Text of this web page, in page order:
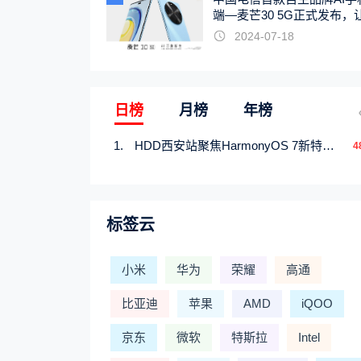
端—麦芒30 5G正式发布，
触手可及2024-07-18
日榜 月榜 年榜
HDD西安站聚焦HarmonyOS 7新特性，解锁从互联到智能的应用开发新范式
标签云
小米 华为 荣耀 高通
比亚迪 苹果 AMD iQOO
京东 微软 特斯拉 Intel